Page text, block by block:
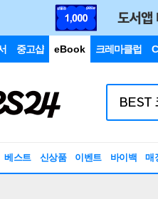
중고샵 eBook 크레마클럽
베스트 신상품 이벤트 바이백 매